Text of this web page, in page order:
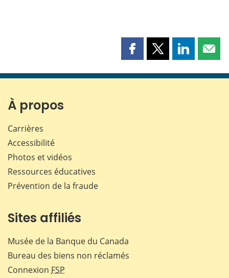
Partager
page
Partager
page
Partager
page page
À propos
Carrières
Accessibilité
Photos et vidéos
Ressources éducatives
Prévention de la fraude
Sites affiliés
Musée de la Banque du Canada
Bureau des biens non réclamés
Connexion FSP